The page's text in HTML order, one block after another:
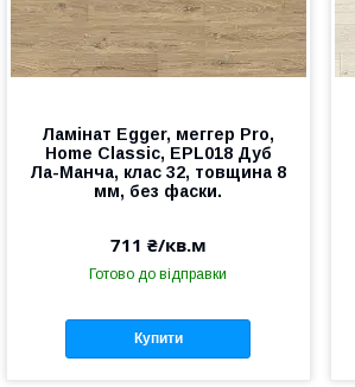
Ламінат Egger, меггер Pro,
Home Classic, EPL018 Дуб
Ла-Манча, клас 32, товщина 8
мм, без фаски.
711 ₴/кв.м
Готово до відправки
Купити